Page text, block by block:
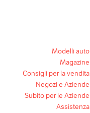
Modelli auto
Magazine
Consigli per la vendita
Negozi e Aziende
Subito per le Aziende
Assistenza